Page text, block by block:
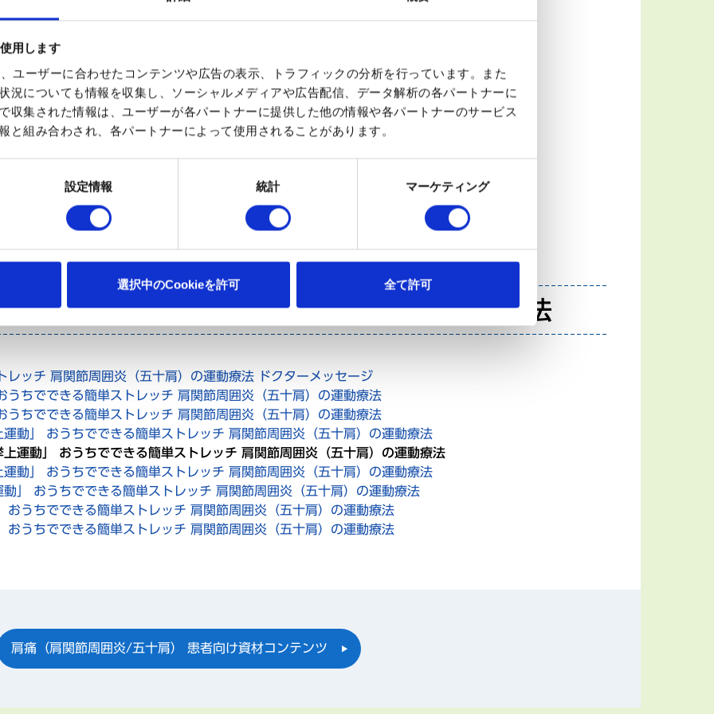
用します
ユーザーに合わせたコンテンツや広告の表示、トラフィックの分析を行っています。また
況についても情報を収集し、ソーシャルメディアや広告配信、データ解析の各パートナーに
収集された情報は、ユーザーが各パートナーに提供した他の情報や各パートナーのサービス
と組み合わされ、各パートナーによって使用されることがあります。
設定情報 統計 マーケティング
選択中のCookieを許可 全て許可
監修： 慶應義塾大学 整形外科 専任講師
たり、運動を組み合わせたりしながら、毎日行ってください。ただし、無理は禁物
わせ、楽しく、無理なく行ってください。
トレッチ 肩関節周囲炎（五十肩）の運動療法
レッチ 肩関節周囲炎（五十肩）の運動療法 ドクターメッセージ
うちでできる簡単ストレッチ 肩関節周囲炎（五十肩）の運動療法
うちでできる簡単ストレッチ 肩関節周囲炎（五十肩）の運動療法
動」 おうちでできる簡単ストレッチ 肩関節周囲炎（五十肩）の運動療法
運動」 おうちでできる簡単ストレッチ 肩関節周囲炎（五十肩）の運動療法
動」 おうちでできる簡単ストレッチ 肩関節周囲炎（五十肩）の運動療法
」 おうちでできる簡単ストレッチ 肩関節周囲炎（五十肩）の運動療法
おうちでできる簡単ストレッチ 肩関節周囲炎（五十肩）の運動療法
おうちでできる簡単ストレッチ 肩関節周囲炎（五十肩）の運動療法
肩痛（肩関節周囲炎/五十肩） 患者向け資材コンテンツ